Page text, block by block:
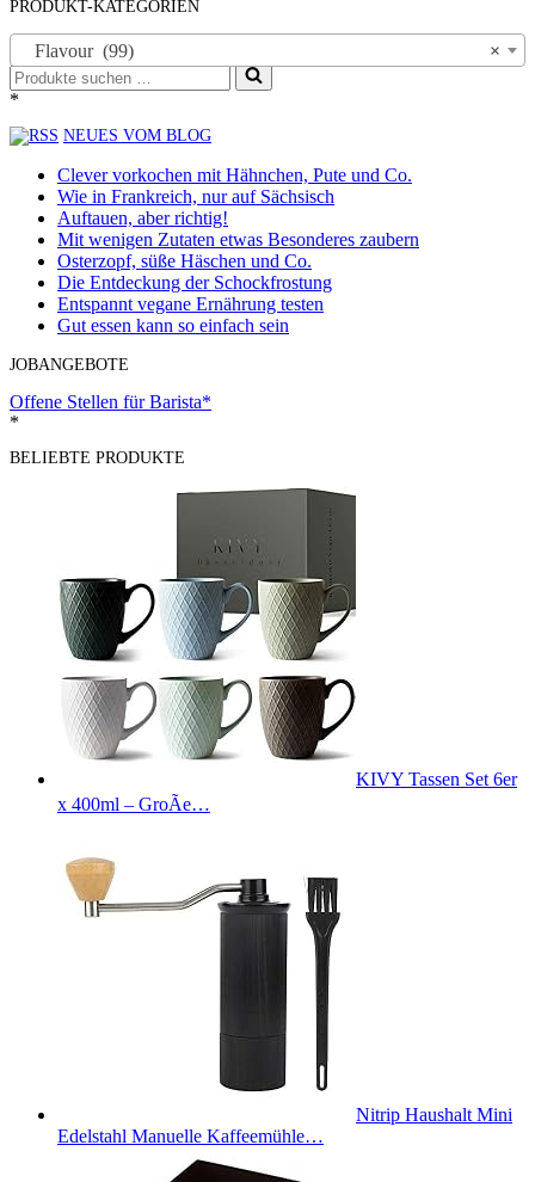
PRODUKT-KATEGORIEN
×
Flavour (99)
Suchen
nach …
*
NEUES VOM BLOG
Clever vorkochen mit Hähnchen, Pute und Co.
Wie in Frankreich, nur auf Sächsisch
Auftauen, aber richtig!
Mit wenigen Zutaten etwas Besonderes zaubern
Osterzopf, süße Häschen und Co.
Die Entdeckung der Schockfrostung
Entspannt vegane Ernährung testen
Gut essen kann so einfach sein
JOBANGEBOTE
Offene Stellen für Barista*
*
BELIEBTE PRODUKTE
KIVY Tassen Set 6er
x 400ml – GroÃe…
Nitrip Haushalt Mini
Edelstahl Manuelle Kaffeemühle…